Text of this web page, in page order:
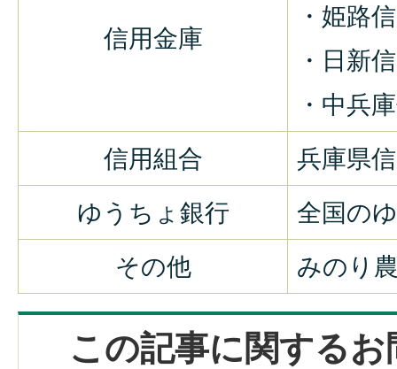
信用金庫
・姫路
・日新
・中兵
信用組合
兵庫県
ゆうちょ銀行
全国の
その他
みのり
この記事に関する